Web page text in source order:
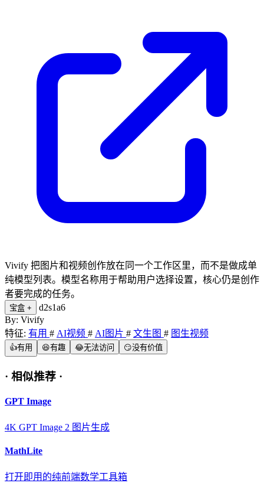
Vivify 把图片和视频创作放在同一个工作区里，而不是做成单
纯模型列表。模型名称用于帮助用户选择设置，核心仍是创作
者要完成的任务。
宝盒 +
d2s1a6
By: Vivify
特征: 有用 # AI视频 # AI图片 # 文生图 # 图生视频
👍有用 😆有趣 😂无法访问 😏没有价值
· 相似推荐 ·
GPT Image
4K GPT Image 2 图片生成
MathLite
打开即用的纯前端数学工具箱